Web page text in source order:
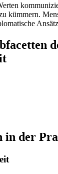
kümmern.
in der